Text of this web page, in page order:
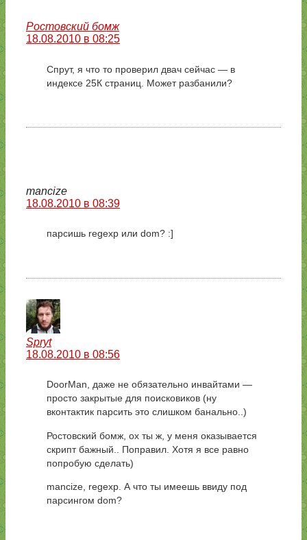
Ростовский бомж
18.08.2010 в 08:25
Спрут, я что то проверил двач сейчас — в
индексе 25К страниц. Может разбанили?
mancize
18.08.2010 в 08:39
парсишь regexp или dom? :]
Spryt
18.08.2010 в 08:56
DoorMan, даже не обязательно инвайтами —
просто закрытые для поисковиков (ну
вконтактик парсить это слишком банально..)
Ростовский бомж, ох ты ж, у меня оказывается
скрипт бажный.. Поправил. Хотя я все равно
попробую сделать)
mancize, regexp. А что ты имеешь ввиду под
парсингом dom?